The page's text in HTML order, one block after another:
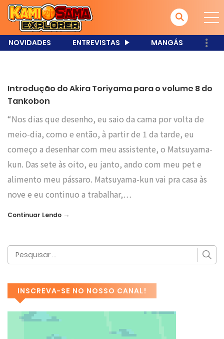
NOVIDADES ENTREVISTAS MANGÁS
Introdução do Akira Toriyama para o volume 8 do
Tankobon
“Nos dias que desenho, eu saio da cama por volta de
meio-dia, como e então, à partir de 1 da tarde, eu
começo a desenhar com meu assistente, o Matsuyama-
kun. Das sete às oito, eu janto, ando com meu pet e
alimento meu pássaro. Matsuyama-kun vai pra casa às
nove e eu continuo a trabalhar,…
Continuar Lendo →
INSCREVA-SE NO NOSSO CANAL!